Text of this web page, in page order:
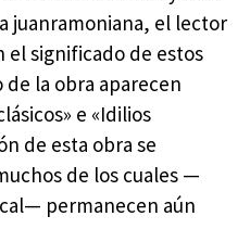
juanramoniana, el lector
el significado de estos
la obra aparecen
e «Idilios
de esta obra se
de los cuales —
permanecen aún